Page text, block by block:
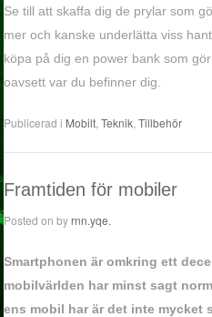
Se till att skaffa dig de prylar som
mer och kanske underlätta viss
köpa på dig en power bank som
oavsett var du befinner dig.
Publicerad i Mobilt ,Teknik ,Tillbehör
Framtiden för mobiler
Posted onbyrnn.yqe.
Smartphonen är omkring ett
mobilvärlden har minst sagt
ens mobil har är det inte mycket